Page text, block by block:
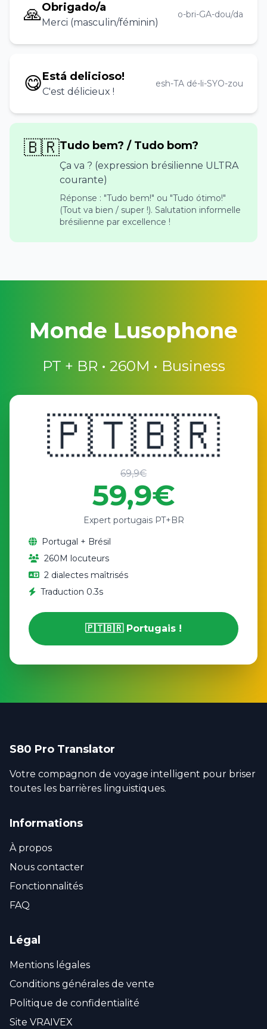
🙏Obrigado/a
Merci (masculin/féminin)
o-bri-GA-dou/da
😋Está delicioso!
C'est délicieux !
esh-TA dé-li-SYO-zou
🇧🇷Tudo bem? / Tudo bom?
Ça va ? (expression brésilienne ULTRA
courante)
Réponse : "Tudo bem!" ou "Tudo ótimo!"
(Tout va bien / super !). Salutation informelle
brésilienne par excellence !
Monde Lusophone
PT + BR • 260M • Business
🇵🇹🇧🇷
69,9€
59,9€
Expert portugais PT+BR
Portugal + Brésil
260M locuteurs
2 dialectes maîtrisés
Traduction 0.3s
🇵🇹🇧🇷 Portugais !
S80 Pro Translator
Votre compagnon de voyage intelligent pour briser
toutes les barrières linguistiques.
Informations
À propos
Nous contacter
Fonctionnalités
FAQ
Légal
Mentions légales
Conditions générales de vente
Politique de confidentialité
Site VRAIVEX